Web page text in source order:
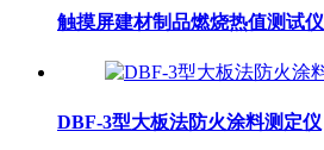
触摸屏建材制品燃烧热值测试仪
DBF-3型大板法防火涂料测定仪